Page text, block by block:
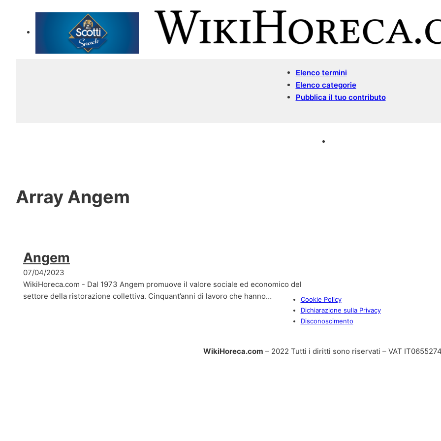
Elenco termini
Elenco categorie
Pubblica il tuo contributo
Array Angem
Angem
07/04/2023
WikiHoreca.com - Dal 1973 Angem promuove il valore sociale ed economico del
settore della ristorazione collettiva. Cinquant’anni di lavoro che hanno…
Cookie Policy
Dichiarazione sulla Privacy
Disconoscimento
WikiHoreca.com – 2022 Tutti i diritti sono riservati – VAT